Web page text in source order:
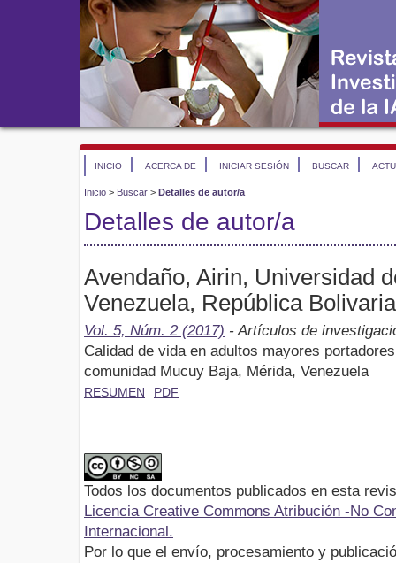
INICIO ACERCA DE INICIAR SESIÓN BUSCAR
Inicio > Buscar > Detalles de autor/a
Detalles de autor/a
Avendaño, Airin, Universidad
Venezuela, República
Vol. 5, Núm. 2 (2017) - Artículos de
Calidad de vida en adultos mayores
comunidad Mucuy Baja, Mérida, Venezuela
RESUMEN PDF
Todos los documentos publicados en esta
Licencia Creative Commons Atribución -No
Internacional.
Por lo que el envío, procesamiento y